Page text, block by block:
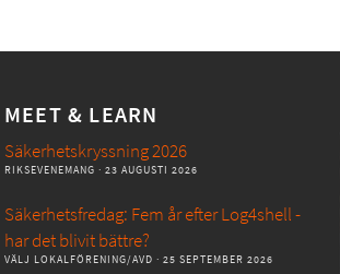
MEET & LEARN
Säkerhetskryssning 2026
RIKSEVENEMANG · 23 AUGUSTI 2026
Säkerhetsfredag: Fem år efter Log4shell -
har det blivit bättre?
VÄLJ LOKALFÖRENING/AVD · 25 SEPTEMBER 2026